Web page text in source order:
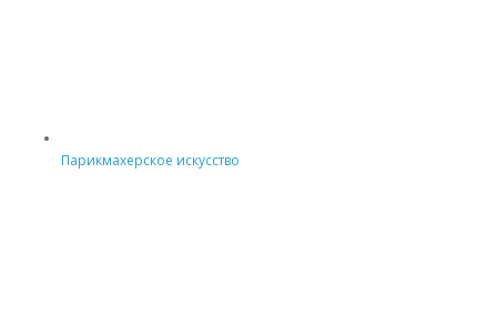
Парикмахерское искусство